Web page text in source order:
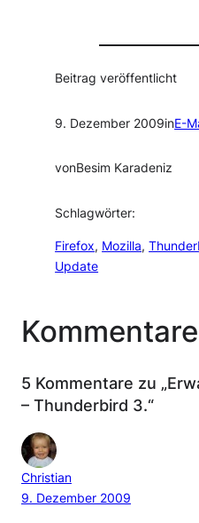
Beitrag veröffentlicht
9. Dezember 2009inE-
vonBesim Karadeniz
Schlagwörter:
Firefox, Mozilla,
Update
Kommentare
5 Kommentare zu
– Thunderbird 3.“
Christian
9. Dezember 2009